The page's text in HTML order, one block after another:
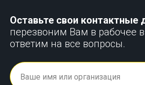
Оставьте свои контактные
перезвоним Вам в рабочее
ответим на все вопросы.